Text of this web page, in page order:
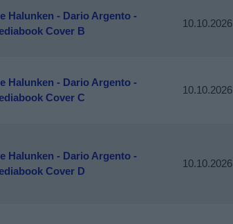
Halunken - Dario Argento -
Cover B
10.10.2026
Halunken - Dario Argento -
Cover C
10.10.2026
Halunken - Dario Argento -
Cover D
10.10.2026